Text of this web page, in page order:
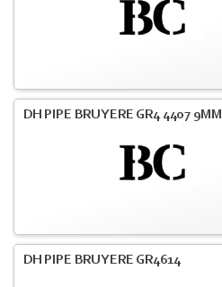
DH PIPE BRUYERE GR4 4407 9MM
DH PIPE BRUYERE GR4614